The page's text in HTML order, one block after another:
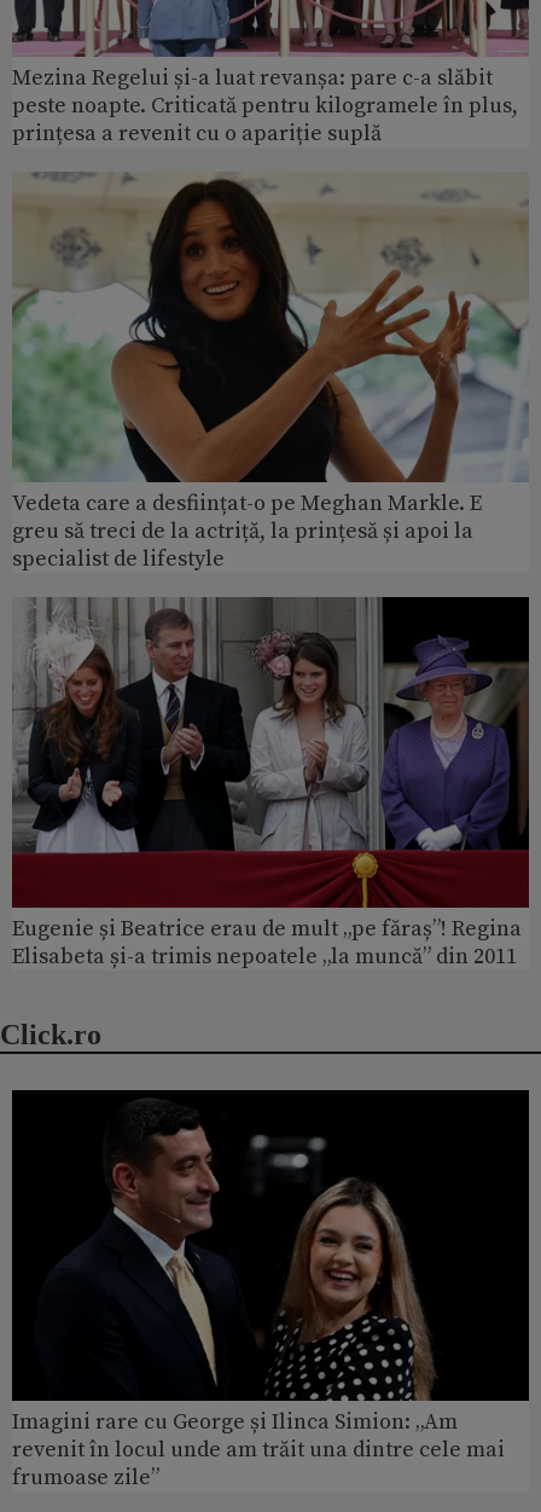
Mezina Regelui și-a luat revanșa: pare c-a slăbit
peste noapte. Criticată pentru kilogramele în plus,
prințesa a revenit cu o apariție suplă
Vedeta care a desființat-o pe Meghan Markle. E
greu să treci de la actriță, la prințesă și apoi la
specialist de lifestyle
Eugenie și Beatrice erau de mult „pe făraș”! Regina
Elisabeta și-a trimis nepoatele „la muncă” din 2011
Click.ro
Imagini rare cu George și Ilinca Simion: „Am
revenit în locul unde am trăit una dintre cele mai
frumoase zile”